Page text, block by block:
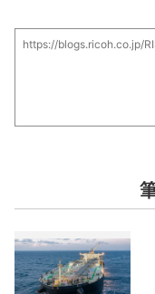
https://blogs.ricoh.co.jp/